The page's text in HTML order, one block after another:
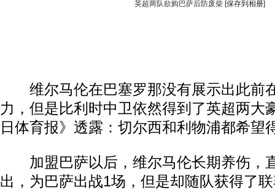
英超两队欲购巴萨后防废柴 [保存到相册]
维尔马伦在巴塞罗那没有展示出此前
力，但是比利时中卫依然得到了英超两大
日体育报》透露：切尔西和利物浦都希望
加盟巴萨以后，维尔马伦长期养伤，
出，为巴萨出战1场，但是却随队获得了